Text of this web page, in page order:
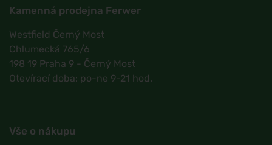
Kamenná prodejna Ferwer
Westfield Černý Most
Chlumecká 765/6
198 19 Praha 9 - Černý Most
Otevírací doba: po-ne 9-21 hod.
Vše o nákupu